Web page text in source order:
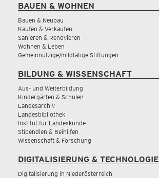
BAUEN & WOHNEN
Bauen & Neubau
Kaufen & Verkaufen
Sanieren & Renovieren
Wohnen & Leben
Gemeinnützige/mildtätige Stiftungen
BILDUNG & WISSENSCHAFT
Aus- und Weiterbildung
Kindergärten & Schulen
Landesarchiv
Landesbibliothek
Institut für Landeskunde
Stipendien & Beihilfen
Wissenschaft & Forschung
DIGITALISIERUNG & TECHNOLOGIE
Digitalisierung in Niederösterreich